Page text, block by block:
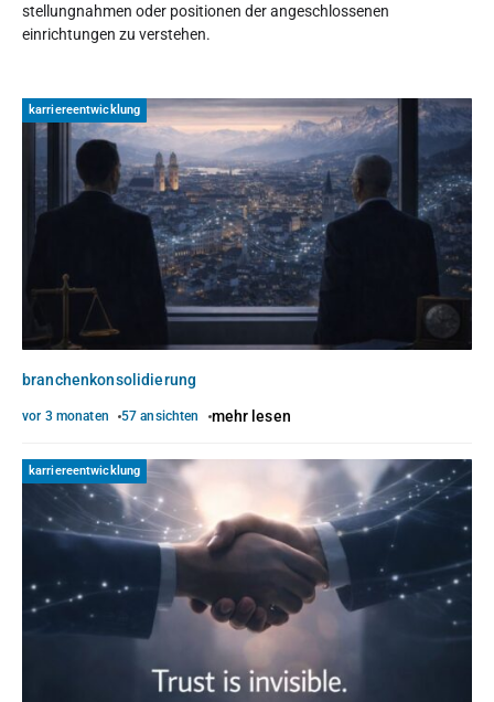
stellungnahmen oder positionen der angeschlossenen
einrichtungen zu verstehen.
karriereentwicklung
branchenkonsolidierung
vor 3 monaten 57 ansichten mehr lesen
karriereentwicklung